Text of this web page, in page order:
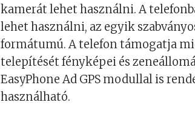
kamerát lehet használni. A
lehet használni, az egyik
formátumú. A telefon támogatja
telepítését fényképei és
EasyPhone Ad GPS modullal is
használható.